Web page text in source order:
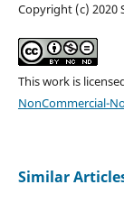
Copyright (c) 2020
This work is
NonCommercial-
Similar